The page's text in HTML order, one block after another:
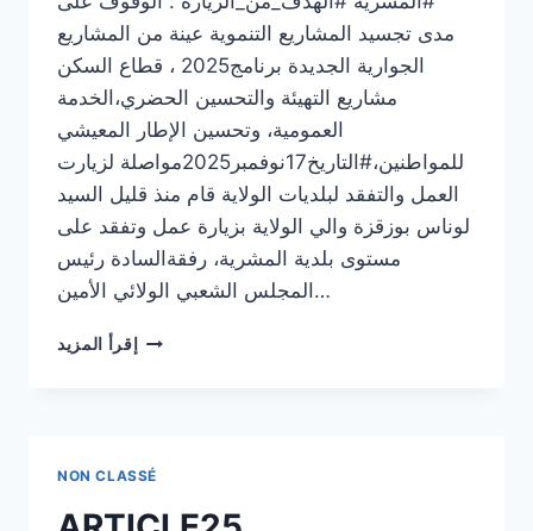
مدى تجسيد المشاريع التنموية عينة من المشاريع
الجوارية الجديدة برنامج2025 ، قطاع السكن
مشاريع التهيئة والتحسين الحضري،الخدمة
العمومية، وتحسين الإطار المعيشي
للمواطنين،#التاريخ17نوفمبر2025مواصلة لزيارت
العمل والتفقد لبلديات الولاية قام منذ قليل السيد
لوناس بوزقزة والي الولاية بزيارة عمل وتفقد على
مستوى بلدية المشرية، رفقةالسادة رئيس
المجلس الشعبي الولائي الأمين…
إقرأ المزيد ARTICLE
NON CLASSÉ